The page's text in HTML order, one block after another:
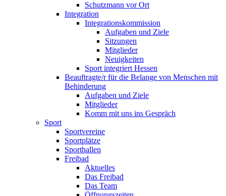
Schutzmann vor Ort
Integration
Integrationskommission
Aufgaben und Ziele
Sitzungen
Mitglieder
Neuigkeiten
Sport integriert Hessen
Beauftragte/r für die Belange von Menschen mit
Behinderung
Aufgaben und Ziele
Mitglieder
Komm mit uns ins Gespräch
Sport
Sportvereine
Sportplätze
Sporthallen
Freibad
Aktuelles
Das Freibad
Das Team